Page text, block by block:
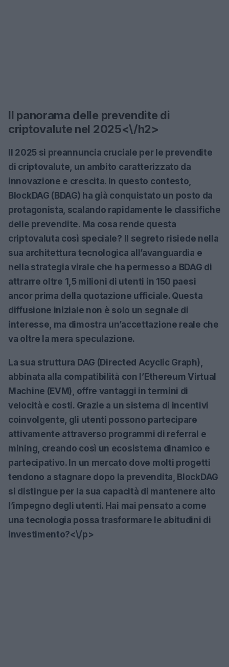
Il panorama delle prevendite di
criptovalute nel 2025<\/h2>
Il 2025 si preannuncia cruciale per le prevendite
di criptovalute, un ambito caratterizzato da
innovazione e crescita. In questo contesto,
BlockDAG (BDAG) ha già conquistato un posto da
protagonista, scalando rapidamente le classifiche
delle prevendite. Ma cosa rende questa
criptovaluta così speciale? Il segreto risiede nella
sua architettura tecnologica all’avanguardia e
nella strategia virale che ha permesso a BDAG di
attrarre oltre 1,5 milioni di utenti in 150 paesi
ancor prima della quotazione ufficiale. Questa
diffusione iniziale non è solo un segnale di
interesse, ma dimostra un’accettazione reale che
va oltre la mera speculazione.
La sua struttura DAG (Directed Acyclic Graph),
abbinata alla compatibilità con l’Ethereum Virtual
Machine (EVM), offre vantaggi in termini di
velocità e costi. Grazie a un sistema di incentivi
coinvolgente, gli utenti possono partecipare
attivamente attraverso programmi di referral e
mining, creando così un ecosistema dinamico e
partecipativo. In un mercato dove molti progetti
tendono a stagnare dopo la prevendita, BlockDAG
si distingue per la sua capacità di mantenere alto
l’impegno degli utenti. Hai mai pensato a come
una tecnologia possa trasformare le abitudini di
investimento?<\/p>